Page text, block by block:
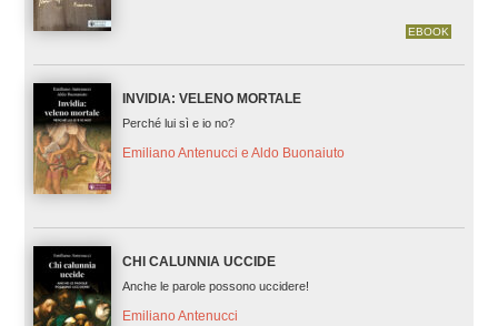
EBOOK
INVIDIA: VELENO MORTALE
Perché lui sì e io no?
Emiliano Antenucci e Aldo Buonaiuto
CHI CALUNNIA UCCIDE
Anche le parole possono uccidere!
Emiliano Antenucci